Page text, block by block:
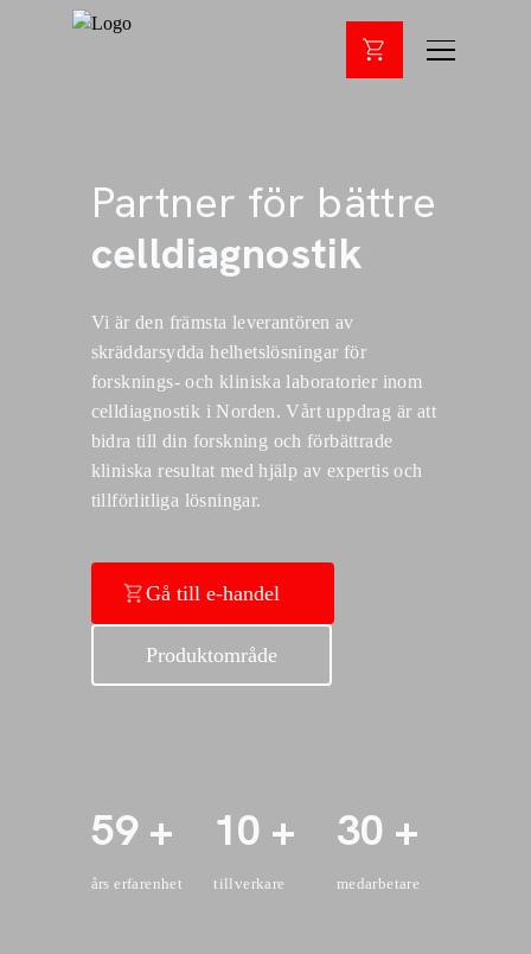
Partner för bättre
celldiagnostik
Vi är den främsta leverantören av
skräddarsydda helhetslösningar för
forsknings- och kliniska laboratorier inom
celldiagnostik i Norden. Vårt uppdrag är att
bidra till din forskning och förbättrade
kliniska resultat med hjälp av expertis och
tillförlitliga lösningar.
Gå till e-handel
Produktområde
59 +
års erfarenhet
10 +
tillverkare
30 +
medarbetare